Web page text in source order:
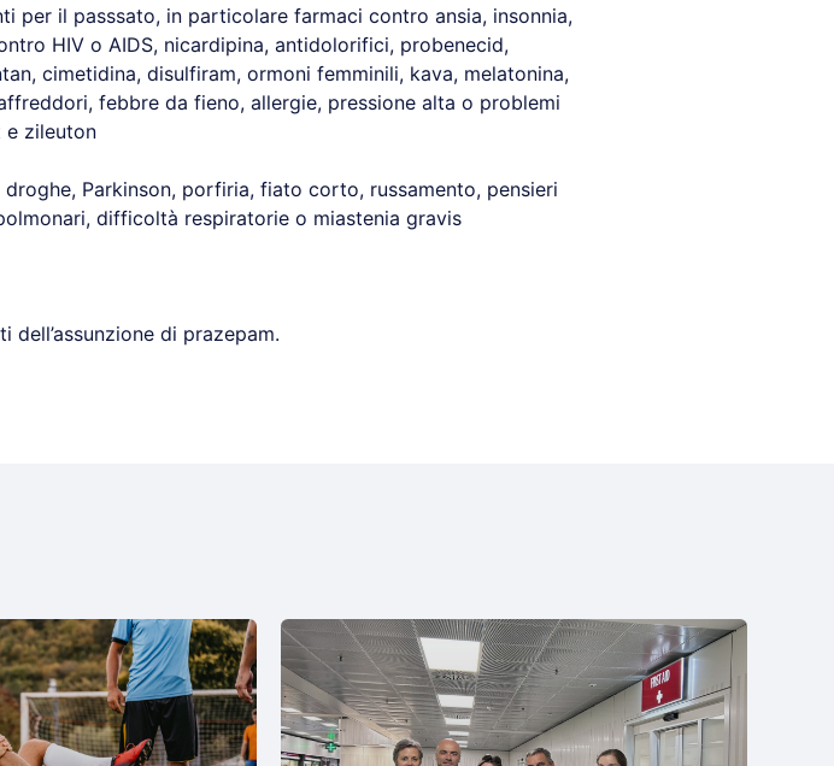
per il passsato, in particolare farmaci contro ansia, insonnia,
HIV o AIDS, nicardipina, antidolorifici, probenecid,
cimetidina, disulfiram, ormoni femminili, kava, melatonina,
febbre da fieno, allergie, pressione alta o problemi
zileuton
Parkinson, porfiria, fiato corto, russamento, pensieri
difficoltà respiratorie o miastenia gravis
di prazepam.